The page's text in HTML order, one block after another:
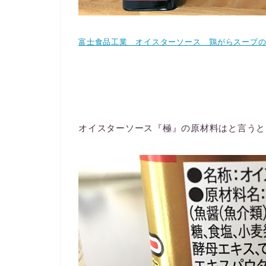
富士食品工業 オイスターソース 鶏がらスープ
オイスターソース『極』の原材料はと言う